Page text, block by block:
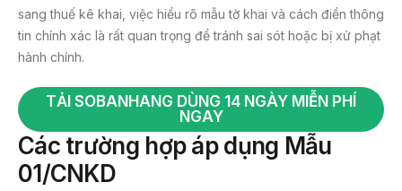
sang thuế kê khai, việc hiểu rõ mẫu tờ khai và cách điền thông
tin chính xác là rất quan trọng để tránh sai sót hoặc bị xử phạt
hành chính.
TẢI SOBANHANG DÙNG 14 NGÀY MIỄN PHÍ
NGAY
Các trường hợp áp dụng Mẫu
01/CNKD